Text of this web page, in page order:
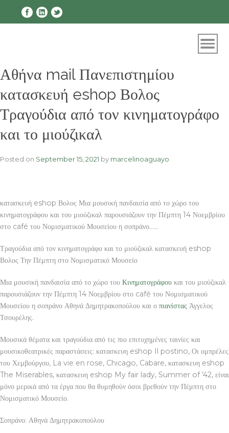
Αθήνα mail Πανεπιστημίου
κατασκευή eshop Βολος
Τραγούδια από τον κινηματογράφο
και το μιούζικαλ
Posted on September 15, 2021 by marcelinoaguayo
κατασκευή eshop Βολος Μια μουσική πανδαισία από το χώρο του
κινηματογράφου και του μιούζικαλ παρουσιάζουν την Πέμπτη 14 Νοεμβρίου
στο café του Νομισματικού Μουσείου η σοπράνο……
Τραγούδια από τον κινηματογράφο και το μιούζικαλ κατασκευή eshop
Βολος Την Πέμπτη στο Νομισματικό Μουσείο
Μια μουσική πανδαισία από το χώρο του Κινηματογράφου και του μιούζικαλ
παρουσιάζουν την Πέμπτη 14 Νοεμβρίου στο café του Νομισματικού
Μουσείου η σοπράνο Αθηνά Δημητρακοπούλου και ο πιανίστας Άγγελος
Τσουρέλης.
Μουσικά θέματα και τραγούδια από τις πιο επιτυχημένες ταινίες και
μουσικοθεατρικές παραστάσεις: κατασκευη eshop Il postino, Οι ομπρέλες
του Χεμβούργου, La vie en rose, Chicago, Cabare, κατασκευη eshop
The Miserables, κατασκευη eshop My fair lady, Summer of ’42, είναι
μόνο μερικά από τα έργα που θα θυμηθούν όσοι βρεθούν την Πέμπτη στο
Νομισματικό Μουσείο.
Σοπράνο: Αθηνά Δημητρακοπούλου